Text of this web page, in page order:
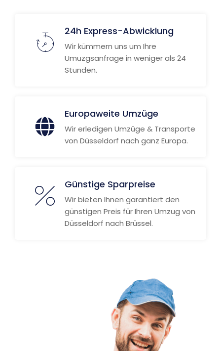
24h Express-Abwicklung
Wir kümmern uns um Ihre
Umuzgsanfrage in weniger als 24
Stunden.
Europaweite Umzüge
Wir erledigen Umzüge & Transporte
von Düsseldorf nach ganz Europa.
Günstige Sparpreise
Wir bieten Ihnen garantiert den
günstigen Preis für Ihren Umzug von
Düsseldorf nach Brüssel.